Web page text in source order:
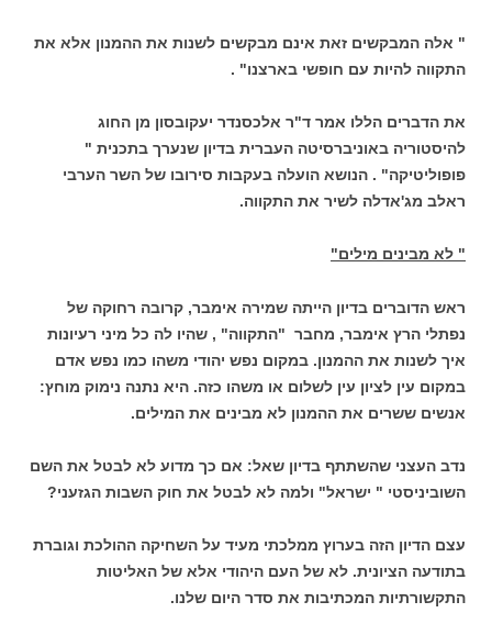
" אלה המבקשים זאת אינם מבקשים לשנות את ההמנון אלא את
התקווה להיות עם חופשי בארצנו" .
את הדברים הללו אמר ד"ר אלכסנדר יעקובסון מן החוג
להיסטוריה באוניברסיטה העברית בדיון שנערך בתכנית "
פופוליטיקה" . הנושא הועלה בעקבות סירובו של השר הערבי
ראלב מג'אדלה לשיר את התקווה.
" לא מבינים מילים"
ראש הדוברים בדיון הייתה שמירה אימבר, קרובה רחוקה של
נפתלי הרץ אימבר, מחבר "התקווה" , שהיו לה כל מיני רעיונות
איך לשנות את ההמנון. במקום נפש יהודי משהו כמו נפש אדם
במקום עין לציון עין לשלום או משהו כזה. היא נתנה נימוק מוחץ:
אנשים ששרים את ההמנון לא מבינים את המילים.
נדב העצני שהשתתף בדיון שאל: אם כך מדוע לא לבטל את השם
השוביניסטי " ישראל" ולמה לא לבטל את חוק השבות הגזעני?
עצם הדיון הזה בערוץ ממלכתי מעיד על השחיקה ההולכת וגוברת
בתודעה הציונית. לא של העם היהודי אלא של האליטות
התקשורתיות המכתיבות את סדר היום שלנו.